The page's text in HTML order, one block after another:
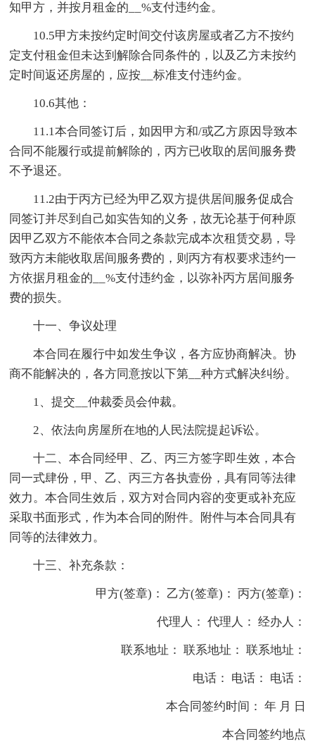
知甲方，并按月租金的__%支付违约金。
10.5甲方未按约定时间交付该房屋或者乙方不按约
定支付租金但未达到解除合同条件的，以及乙方未按约
定时间返还房屋的，应按__标准支付违约金。
10.6其他：
11.1本合同签订后，如因甲方和/或乙方原因导致本
合同不能履行或提前解除的，丙方已收取的居间服务费
不予退还。
11.2由于丙方已经为甲乙双方提供居间服务促成合
同签订并尽到自己如实告知的义务，故无论基于何种原
因甲乙双方不能依本合同之条款完成本次租赁交易，导
致丙方未能收取居间服务费的，则丙方有权要求违约一
方依据月租金的__%支付违约金，以弥补丙方居间服务
费的损失。
十一、争议处理
本合同在履行中如发生争议，各方应协商解决。协
商不能解决的，各方同意按以下第__种方式解决纠纷。
1、提交__仲裁委员会仲裁。
2、依法向房屋所在地的人民法院提起诉讼。
十二、本合同经甲、乙、丙三方签字即生效，本合
同一式肆份，甲、乙、丙三方各执壹份，具有同等法律
效力。本合同生效后，双方对合同内容的变更或补充应
采取书面形式，作为本合同的附件。附件与本合同具有
同等的法律效力。
十三、补充条款：
甲方(签章)： 乙方(签章)： 丙方(签章)：
代理人： 代理人： 经办人：
联系地址： 联系地址： 联系地址：
电话： 电话： 电话：
本合同签约时间： 年 月 日
本合同签约地点